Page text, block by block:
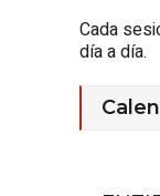
Cada
día a día.